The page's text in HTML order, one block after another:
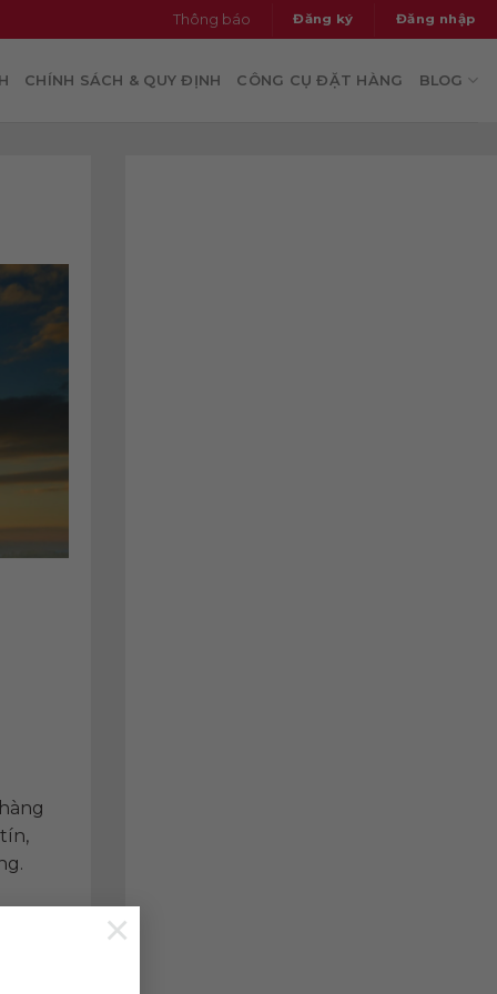
×
thông báo đăng ký đăng nhập
CHÍNH SÁCH & QUY ĐỊNH CÔNG CỤ ĐẶT HÀNG BLOG